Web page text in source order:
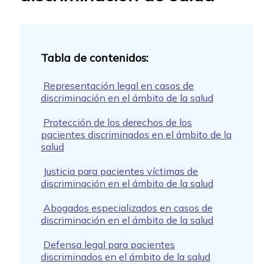
Representación legal en casos de
discriminación en el ámbito de la salud
Protección de los derechos de los
pacientes discriminados en el ámbito de la
salud
Justicia para pacientes víctimas de
discriminación en el ámbito de la salud
Abogados especializados en casos de
discriminación en el ámbito de la salud
Defensa legal para pacientes
discriminados en el ámbito de la salud